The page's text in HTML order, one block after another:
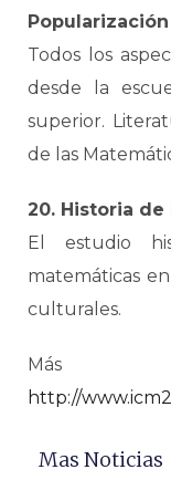
Todos los
desde la
superior.
de las
20. Historia
El estudio
matemáticas
culturales.
Más
http://
Mas Noticias